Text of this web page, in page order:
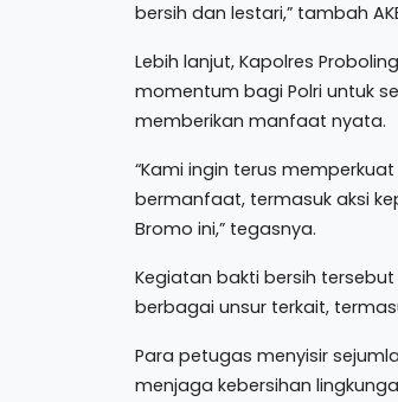
bersih dan lestari,” tambah
Lebih lanjut, Kapolres
momentum bagi Polri untuk
memberikan manfaat nyata.
“Kami ingin terus
bermanfaat, termasuk aksi
Bromo ini,” tegasnya.
Kegiatan bakti bersih
berbagai unsur terkait,
Para petugas menyisir
menjaga kebersihan